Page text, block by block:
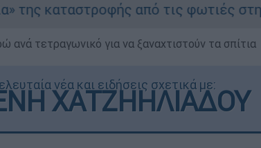
καταστροφής από τις φωτιές στη
τετραγωνικό για να ξαναχτιστούν τα σπίτια
νέα και ειδήσεις σχετικά με:
ΧΑΤΖΗΗΛΙΑΔΟΥ